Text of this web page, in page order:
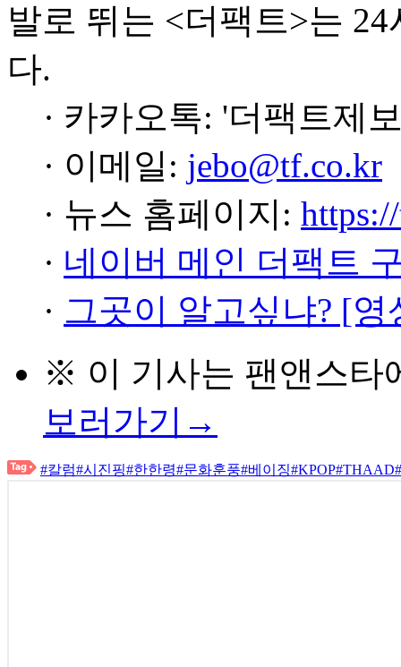
발로 뛰는 <더팩트>는
다.
· 카카오톡: '더팩트제
· 이메일: jebo@tf.co.kr
· 뉴스 홈페이지:
· 네이버 메인 더팩트
· 그곳이 알고싶냐? [
※ 이 기사는 팬앤스타
보러가기→
#칼럼#시진핑#한한령#문화훈풍#베이징#KPOP#THAAD